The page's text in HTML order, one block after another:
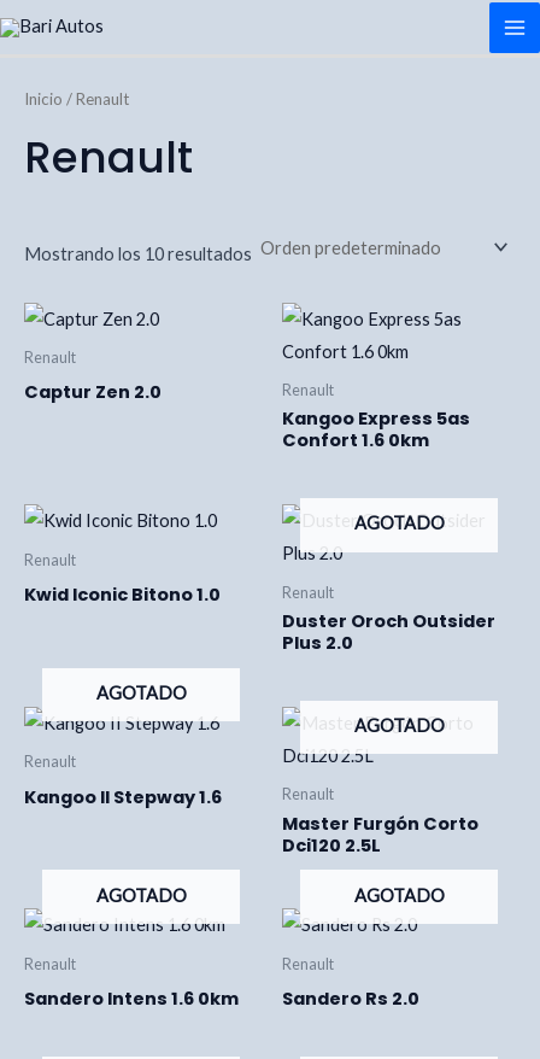
Ir
Inicio / Renault
Renault
Mostrando los 10 resultados
Renault
Captur Zen 2.0 Renault
Kangoo Express 5as
Confort 1.6 0km
Renault
Kwid Iconic Bitono 1.0
AGOTADO
Renault
Duster Oroch Outsider
Plus 2.0
AGOTADO
Renault
Kangoo II Stepway 1.6
AGOTADO
Renault
Master Furgón Corto
Dci120 2.5L
AGOTADO
Renault
Sandero Intens 1.6 0km
AGOTADO
Renault
Sandero Rs 2.0